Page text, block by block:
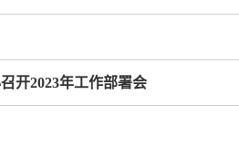
开2023年工作部署会